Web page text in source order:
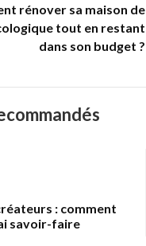
rénover sa maison de
tout en restant
dans son budget ?
: comment
savoir-faire